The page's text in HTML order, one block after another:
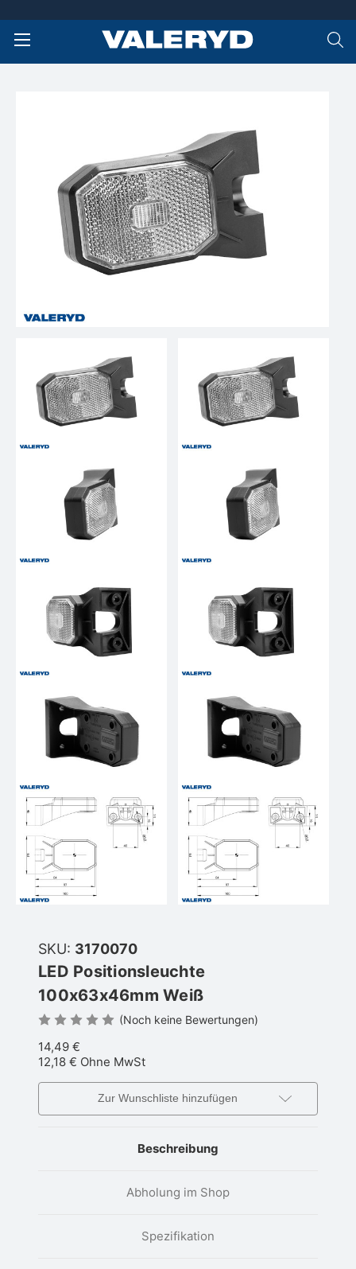
SKU: 3170070
LED Positionsleuchte
100x63x46mm Weiß
(Noch keine Bewertungen)
14,49 €
12,18 € Ohne MwSt
Zur Wunschliste hinzufügen
Beschreibung
Abholung im Shop
Spezifikation